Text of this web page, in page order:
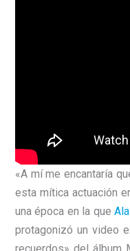
«A mí me encantaría
esta mítica actuación
una época en la que
protagonizó un video